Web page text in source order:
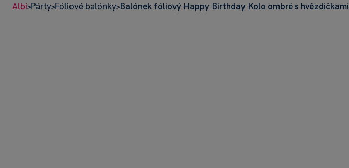
Albi>Párty>Fóliové balónky>Balónek fóliový Happy Birthday Kolo ombré s hvězdičkami